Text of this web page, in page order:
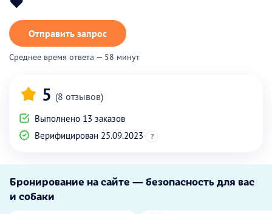
Отправить запрос
Среднее время ответа — 58 минут
5 (8 отзывов)
Выполнено 13 заказов
Верифицирован 25.09.2023
?
Бронирование на сайте — безопасность для вас
и собаки